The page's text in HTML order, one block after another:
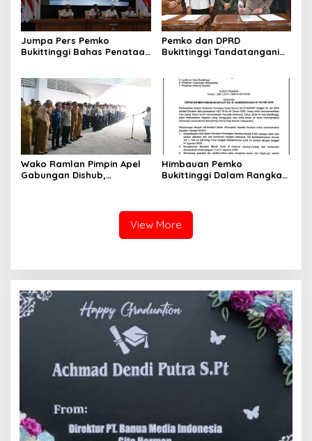
Jumpa Pers Pemko
Bukittinggi Bahas Penataan
Pemko dan DPRD
Bukittinggi Tandatangani
2026
Wako Ramlan Pimpin Apel
Gabungan Dishub,
Himbauan Pemko
Bukittinggi Dalam Rangka
Republik Indonesia
View More